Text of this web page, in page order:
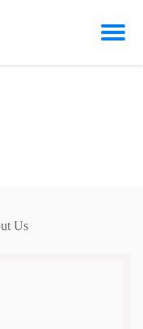
Us